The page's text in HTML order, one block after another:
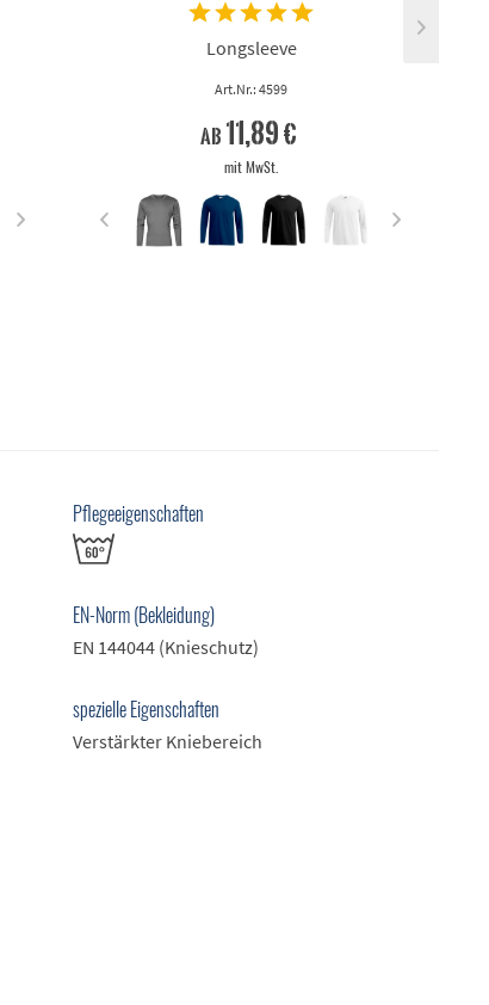
Longsleeve
Art.Nr.: 4599
ab 11,89 €
mit MwSt.
Pflegeeigenschaften
EN-Norm (Bekleidung)
EN 144044 (Knieschutz)
spezielle Eigenschaften
Verstärkter Kniebereich